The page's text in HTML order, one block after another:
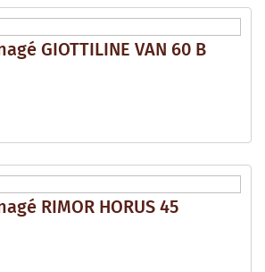
GIOTTILINE VAN 60 B
RIMOR HORUS 45